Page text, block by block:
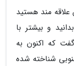
مند هستید
و بیشتر با
گفت که اکنون به
شناخته شده